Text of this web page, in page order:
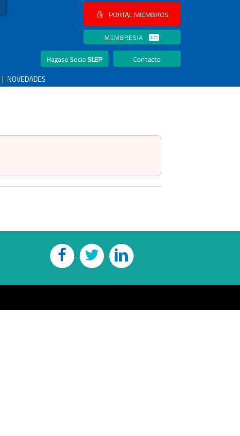
PORTAL MIEMBROS
MEMBRESIA
Hagase SocioSLEP
Contacto
NOVEDADES